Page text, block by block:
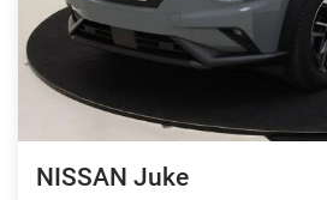
NISSAN Juke